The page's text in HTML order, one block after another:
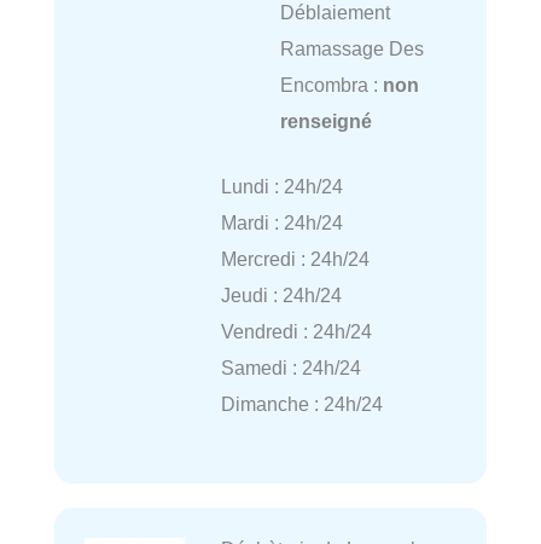
Déblaiement
Ramassage Des
Encombra : non
renseigné
Lundi : 24h/24
Mardi : 24h/24
Mercredi : 24h/24
Jeudi : 24h/24
Vendredi : 24h/24
Samedi : 24h/24
Dimanche : 24h/24